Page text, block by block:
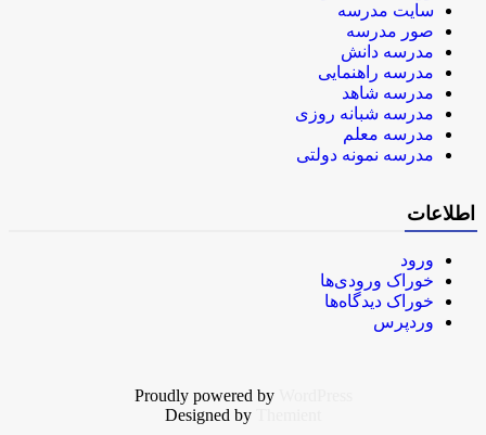
سایت مدرسه
صور مدرسه
مدرسه دانش
مدرسه راهنمایی
مدرسه شاهد
مدرسه شبانه روزی
مدرسه معلم
مدرسه نمونه دولتی
اطلاعات
ورود
خوراک ورودی‌ها
خوراک دیدگاه‌ها
وردپرس
Proudly powered by
Designed by